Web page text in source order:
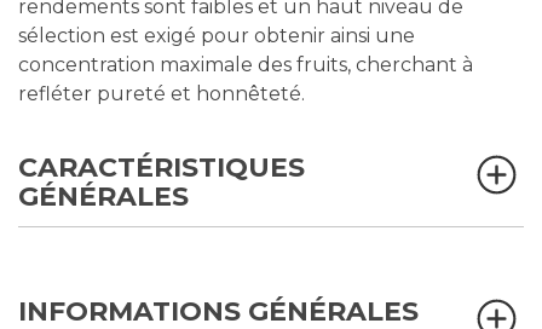
rendements sont faibles et un haut niveau de
sélection est exigé pour obtenir ainsi une
concentration maximale des fruits, cherchant à
refléter pureté et honnêteté.
CARACTÉRISTIQUES
GÉNÉRALES
INFORMATIONS GÉNÉRALES